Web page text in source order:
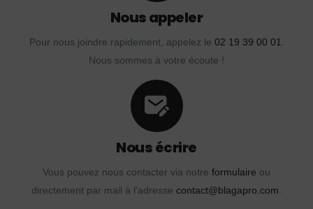
Nous appeler
Pour nous joindre rapidement, appelez le 02 19 39 00 01
Nous sommes à votre écoute !
Nous écrire
Vous pouvez nous contacter via notre formulaire ou
directement par mail à l'adresse contact@blagapro.com